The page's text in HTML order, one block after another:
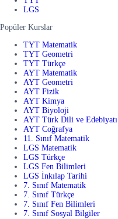
LGS
Popüler Kurslar
TYT Matematik
TYT Geometri
TYT Türkçe
AYT Matematik
AYT Geometri
AYT Fizik
AYT Kimya
AYT Biyoloji
AYT Türk Dili ve Edebiyatı
AYT Coğrafya
11. Sınıf Matematik
LGS Matematik
LGS Türkçe
LGS Fen Bilimleri
LGS İnkılap Tarihi
7. Sınıf Matematik
7. Sınıf Türkçe
7. Sınıf Fen Bilimleri
7. Sınıf Sosyal Bilgiler